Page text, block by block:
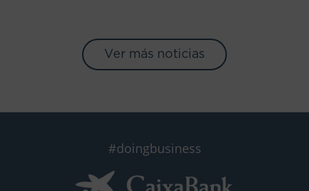
Ver más noticias
#doingbusiness